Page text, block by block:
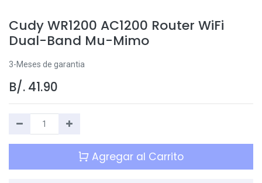
Cudy WR1200 AC1200 Router WiFi
Dual-Band Mu-Mimo
3-Meses de garantia
B/. 41.90
Agregar al Carrito